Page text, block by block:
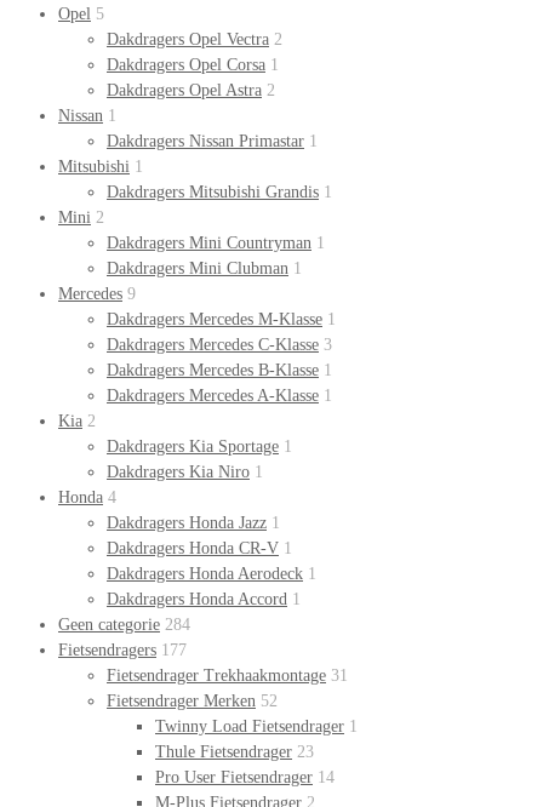
Opel 5
Dakdragers Opel Vectra 2
Dakdragers Opel Corsa 1
Dakdragers Opel Astra 2
Nissan 1
Dakdragers Nissan Primastar 1
Mitsubishi 1
Dakdragers Mitsubishi Grandis 1
Mini 2
Dakdragers Mini Countryman 1
Dakdragers Mini Clubman 1
Mercedes 9
Dakdragers Mercedes M-Klasse 1
Dakdragers Mercedes C-Klasse 3
Dakdragers Mercedes B-Klasse 1
Dakdragers Mercedes A-Klasse 1
Kia 2
Dakdragers Kia Sportage 1
Dakdragers Kia Niro 1
Honda 4
Dakdragers Honda Jazz 1
Dakdragers Honda CR-V 1
Dakdragers Honda Aerodeck 1
Dakdragers Honda Accord 1
Geen categorie 284
Fietsendragers 177
Fietsendrager Trekhaakmontage 31
Fietsendrager Merken 52
Twinny Load Fietsendrager 1
Thule Fietsendrager 23
Pro User Fietsendrager 14
M-Plus Fietsendrager 2